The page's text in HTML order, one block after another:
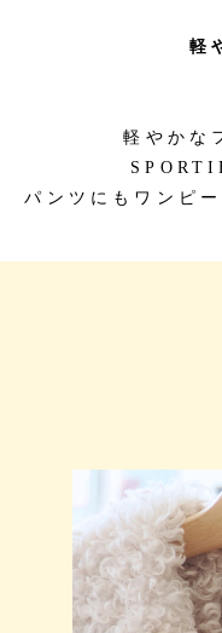
WACOALコ
軽
軽やかな
パンツにもワンピ